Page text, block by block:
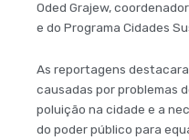
Oded Grajew,
e do Programa Cidades
As reportagens
causadas por problemas
poluição na cidade e a
do poder público para